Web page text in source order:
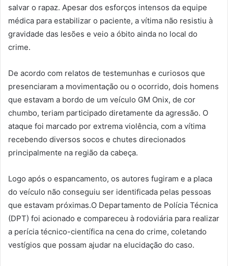
salvar o rapaz. Apesar dos esforços intensos da equipe
médica para estabilizar o paciente, a vítima não resistiu à
gravidade das lesões e veio a óbito ainda no local do
crime.
De acordo com relatos de testemunhas e curiosos que
presenciaram a movimentação ou o ocorrido, dois homens
que estavam a bordo de um veículo GM Onix, de cor
chumbo, teriam participado diretamente da agressão. O
ataque foi marcado por extrema violência, com a vítima
recebendo diversos socos e chutes direcionados
principalmente na região da cabeça.
Logo após o espancamento, os autores fugiram e a placa
do veículo não conseguiu ser identificada pelas pessoas
que estavam próximas.O Departamento de Polícia Técnica
(DPT) foi acionado e compareceu à rodoviária para realizar
a perícia técnico-científica na cena do crime, coletando
vestígios que possam ajudar na elucidação do caso.